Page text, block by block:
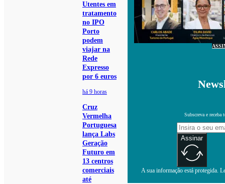
Utentes em
tratamento
no IPO
Porto
podem
viajar na
Rede
Expresso
por 6 euros
há 9 horas
Cruz
Vermelha
Portuguesa
lança Labs
Geração
Futuro em
13 centros
comerciais
até
Subscreva e receba
Assinar
A sua informação está protegida.